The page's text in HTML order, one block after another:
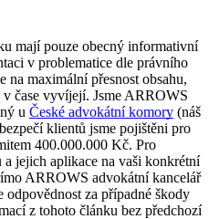
mají pouze obecný informativní
v problematice dle právního
maximální přesnost obsahu,
čase vyvíjejí. Jsme ARROWS
u České advokátní komory (náš
klientů jsme pojištěni pro
400.000.000 Kč. Pro
jejich aplikace na vaši konkrétní
ARROWS advokátní kancelář
odpovědnost za případné škody
z tohoto článku bez předchozí